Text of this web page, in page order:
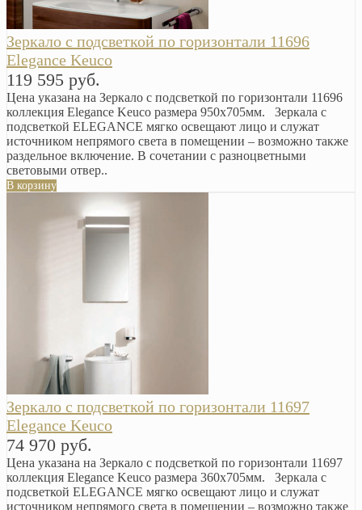
Зеркало с подсветкой по горизонтали 11696
Elegance Keuco
119 595 руб.
Цена указана на Зеркало с подсветкой по горизонтали 11696
коллекция Elegance Keuco размера 950х705мм. Зеркала с
подсветкой ELEGANCE мягко освещают лицо и служат
источником непрямого света в помещении – возможно также
раздельное включение. В сочетании с разноцветными
световыми отвер..
В корзину
Зеркало с подсветкой по горизонтали 11697
Elegance Keuco
74 970 руб.
Цена указана на Зеркало с подсветкой по горизонтали 11697
коллекция Elegance Keuco размера 360х705мм. Зеркала с
подсветкой ELEGANCE мягко освещают лицо и служат
источником непрямого света в помещении – возможно также